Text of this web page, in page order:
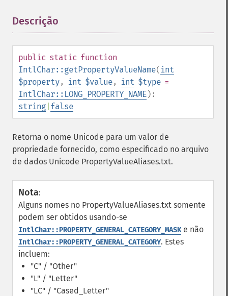
Descrição
public static function
IntlChar::getPropertyValueName( int
$property, int $value, int $type =
IntlChar::LONG_PROPERTY_NAME):
string false
Retorna o nome Unicode para um valor de
propriedade fornecido, como especificado no arquivo
de dados Unicode PropertyValueAliases.txt.
Nota:
Alguns nomes no PropertyValueAliases.txt somente
podem ser obtidos usando-se
IntlChar::PROPERTY_GENERAL_CATEGORY_MASKe não
IntlChar::PROPERTY_GENERAL_CATEGORY. Estes
incluem:
"C" / "Other"
"L" / "Letter"
"LC" / "Cased_Letter"